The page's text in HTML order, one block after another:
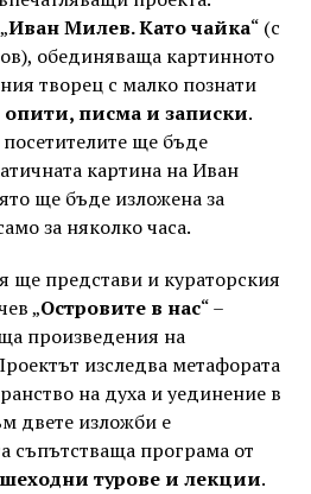
Иван Милев. Като чайка“ (с
обединяваща картинното
творец с малко познати
опити, писма и записки.
ще бъде
картина на Иван
ще бъде изложена за
за няколко часа.
ще представи и кураторския
„Островите в нас“ –
произведения на
изследва метафората
на духа и уединение в
двете изложби е
съпътстваща програма от
турове и лекции.